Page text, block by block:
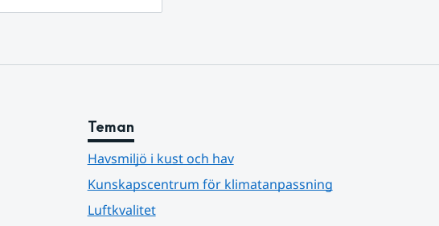
Teman
Havsmiljö i kust och hav
Kunskapscentrum för klimatanpassning
Luftkvalitet